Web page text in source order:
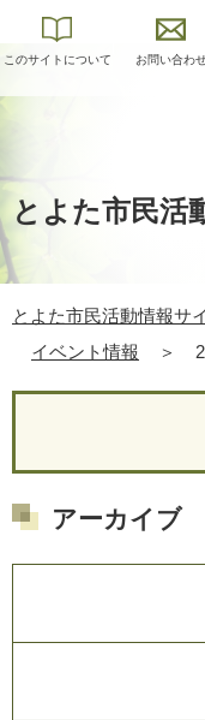
このサイトについて お問い合わ
とよた市民活
とよた市民活動情報サ
イベント情報
＞
アーカイブ